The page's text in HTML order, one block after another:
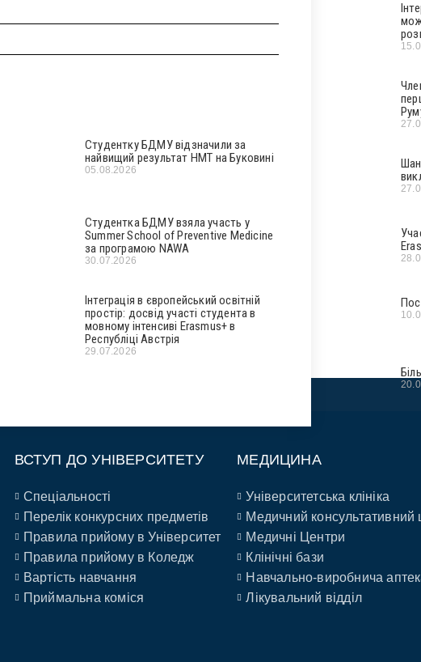
Студентку БДМУ відзначили за
найвищий результат НМТ на Буковині
05.08.2026
Студентка БДМУ взяла участь у
Summer School of Preventive Medicine
за програмою NAWA
30.07.2026
Інтеграція в європейський освітній
простір: досвід участі студента в
мовному інтенсиві Erasmus+ в
Республіці Австрія
29.07.2026
ВСТУП ДО УНІВЕРСИТЕТУ
Спеціальності
Перелік конкурсних предметів
Правила прийому в Університет
Правила прийому в Коледж
Вартість навчання
Приймальна коміся
МЕДИЦИНА
Університетська клініка
Медичний консультативний
Медичні Центри
Клінічні бази
Навчально-виробнича
Лікувальний відділ